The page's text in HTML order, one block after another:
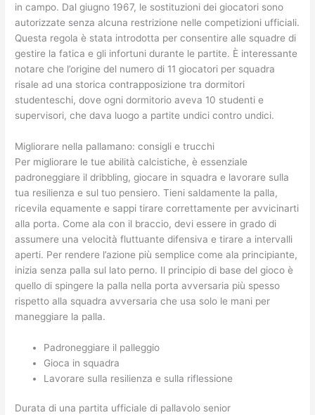
in campo. Dal giugno 1967, le sostituzioni dei giocatori sono
autorizzate senza alcuna restrizione nelle competizioni ufficiali.
Questa regola è stata introdotta per consentire alle squadre di
gestire la fatica e gli infortuni durante le partite. È interessante
notare che l’origine del numero di 11 giocatori per squadra
risale ad una storica contrapposizione tra dormitori
studenteschi, dove ogni dormitorio aveva 10 studenti e
supervisori, che dava luogo a partite undici contro undici.
Migliorare nella pallamano: consigli e trucchi
Per migliorare le tue abilità calcistiche, è essenziale
padroneggiare il dribbling, giocare in squadra e lavorare sulla
tua resilienza e sul tuo pensiero. Tieni saldamente la palla,
ricevila equamente e sappi tirare correttamente per avvicinarti
alla porta. Come ala con il braccio, devi essere in grado di
assumere una velocità fluttuante difensiva e tirare a intervalli
aperti. Per rendere l’azione più semplice come ala principiante,
inizia senza palla sul lato perno. Il principio di base del gioco è
quello di spingere la palla nella porta avversaria più spesso
rispetto alla squadra avversaria che usa solo le mani per
maneggiare la palla.
Padroneggiare il palleggio
Gioca in squadra
Lavorare sulla resilienza e sulla riflessione
Durata di una partita ufficiale di pallavolo senior